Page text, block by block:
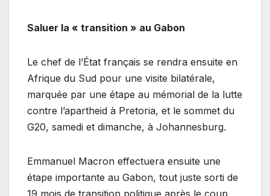
Saluer la « transition » au Gabon
Le chef de l’État français se rendra ensuite en
Afrique du Sud pour une visite bilatérale,
marquée par une étape au mémorial de la lutte
contre l’apartheid à Pretoria, et le sommet du
G20, samedi et dimanche, à Johannesburg.
Emmanuel Macron effectuera ensuite une
étape importante au Gabon, tout juste sorti de
19 mois de transition politique après le coup